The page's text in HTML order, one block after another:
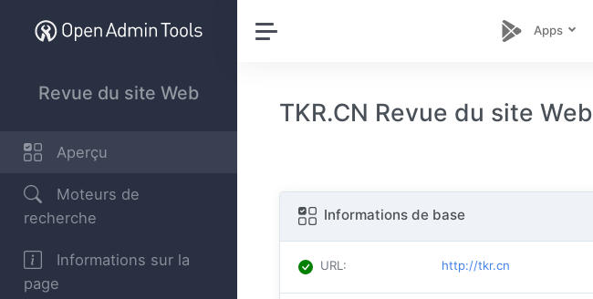
Revue du site Web
Aperçu
Moteurs de
recherche
Informations sur la
page
Apps
TKR.CN Revue du site Web
Informations de base
URL: http://tkr.cn